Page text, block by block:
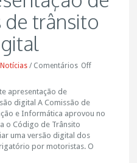
trânsito
Notícias / Comentários Off
apresentação de
digital A Comissão de
e Informática aprovou no
o Código de Trânsito
uma versão digital dos
por motoristas. O